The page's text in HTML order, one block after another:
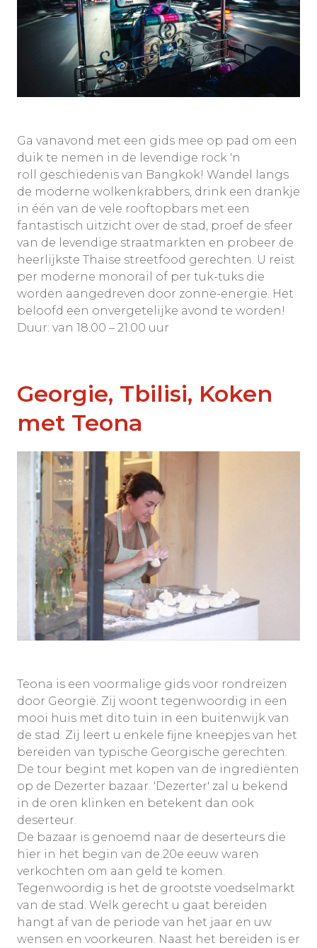
Ga vanavond met een gids mee op pad om een
duik te nemen in de levendige rock 'n
roll geschiedenis van Bangkok! Wandel langs
de moderne wolkenkrabbers, drink een drankje
in één van de vele rooftopbars met een
fantastisch uitzicht over de stad, proef de sfeer
van de levendige straatmarkten en probeer de
heerlijkste Thaise streetfood gerechten. U reist
per moderne monorail of per tuk-tuks die
worden aangedreven door zonne-energie. Het
beloofd een onvergetelijke avond te worden!
Duur: van 18.00 – 21.00 uur
Georgie, Tbilisi, Koken
met Teona
Teona is een voormalige gids voor rondreizen
door Georgië. Zij woont tegenwoordig in een
mooi huis met dito tuin in een buitenwijk van
de stad. Zij leert u enkele fijne kneepjes van het
bereiden van typische Georgische gerechten.
De tour begint met kopen van de ingrediënten
op de Dezerter bazaar. 'Dezerter' zal u bekend
in de oren klinken en betekent dan ook
deserteur.
De bazaar is genoemd naar de deserteurs die
hier in het begin van de 20e eeuw waren
verkochten om aan geld te komen.
Tegenwoordig is het de grootste voedselmarkt
van de stad. Welk gerecht u gaat bereiden
hangt af van de periode van het jaar en uw
wensen en voorkeuren. Naast het bereiden is er